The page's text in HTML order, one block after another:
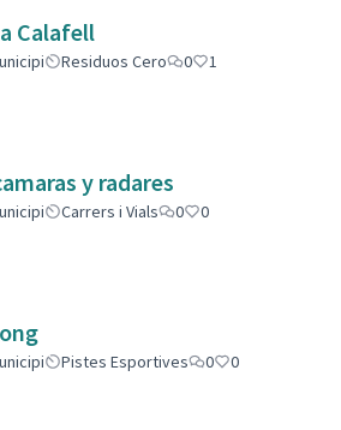
Calafell
Residuos Cero 0
1
y radares
Carrers i Vials 0
0
Pistes Esportives 0
0